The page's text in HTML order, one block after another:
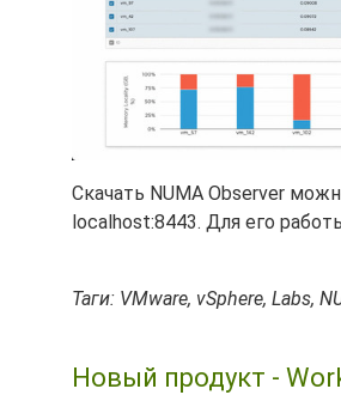
Скачать NUMA Observer
localhost:8443. Для его
Таги: VMware, vSphere, Labs,
Новый продукт -